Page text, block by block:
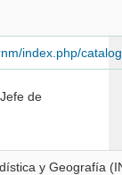
index.php/
y Geografía